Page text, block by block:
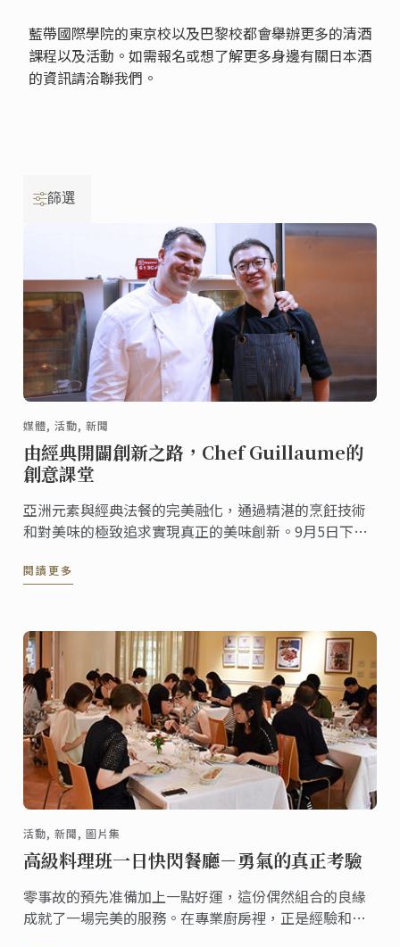
藍帶國際學院的東京校以及巴黎校都會舉辦更多的清酒
課程以及活動。如需報名或想了解更多身邊有關日本酒
的資訊請洽聯我們。
篩選
媒體, 活動, 新聞
由經典開闢創新之路，Chef Guillaume的
創意課堂
亞洲元素與經典法餐的完美融化，通過精湛的烹飪技術
和對美味的極致追求實現真正的美味創新。9月5日下
帶來了一場在味蕾上施展的美食魔法 。
閱讀更多
活動, 新聞, 圖片集
高級料理班一日快閃餐廳－勇氣的真正考驗
零事故的預先准備加上一點好運，這份偶然組合的良緣
成就了一場完美的服務。在專業廚房裡，正是經驗和天